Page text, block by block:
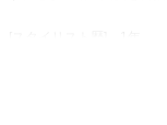
優しくお疲れを流すよう